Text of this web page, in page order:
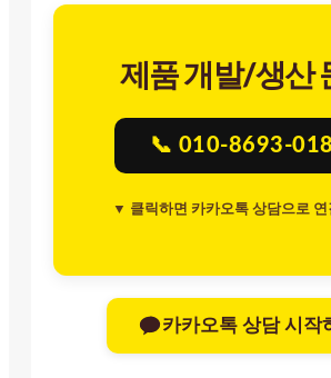
제품 개발/생산
📞 010-8693-
▼ 클릭하면 카카오톡 상담으로 연
카카오톡 상담 시작